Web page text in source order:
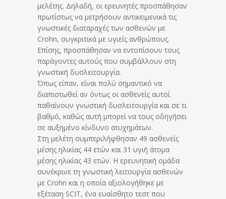
μελέτης. Δηλαδή, οι ερευνητές προσπάθησαν
πρωτίστως να μετρήσουν αντικειμενικά τις
γνωστικές διαταραχές των ασθενών με
Crohn, συγκριτικά με υγιείς ανθρώπους.
Επίσης, προσπάθησαν να εντοπίσουν τους
παράγοντες αυτούς που συμβάλλουν στη
γνωστική δυσλειτουργία.
Όπως είπαν, είναι πολύ σημαντικό να
διαπιστωθεί αν όντως οι ασθενείς αυτοί
παθαίνουν γνωστική δυσλειτουργία και σε τι
βαθμό, καθώς αυτή μπορεί να τους οδηγήσει
σε αυξημένο κίνδυνο ατυχημάτων.
Στη μελέτη συμπεριλήφθησαν 49 ασθενείς
μέσης ηλικίας 44 ετών και 31 υγιή άτομα
μέσης ηλικίας 43 ετών. Η ερευνητική ομάδα
συνέκρινε τη γνωστική λειτουργία ασθενών
με Crohn και η οποία αξιολογήθηκε με
εξέταση SCIT, ένα ευαίσθητο τεστ που